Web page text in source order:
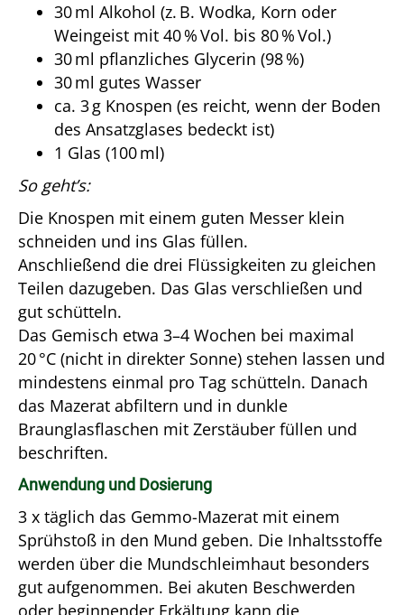
30 ml Alkohol (z. B. Wodka, Korn oder
Weingeist mit 40 % Vol. bis 80 % Vol.)
30 ml pflanzliches Glycerin (98 %)
30 ml gutes Wasser
ca. 3 g Knospen (es reicht, wenn der Boden
des Ansatzglases bedeckt ist)
1 Glas (100 ml)
So geht’s:
Die Knospen mit einem guten Messer klein
schneiden und ins Glas füllen.
Anschließend die drei Flüssigkeiten zu gleichen
Teilen dazugeben. Das Glas verschließen und
gut schütteln.
Das Gemisch etwa 3–4 Wochen bei maximal
20 °C (nicht in direkter Sonne) stehen lassen und
mindestens einmal pro Tag schütteln. Danach
das Mazerat abfiltern und in dunkle
Braunglasflaschen mit Zerstäuber füllen und
beschriften.
Anwendung und Dosierung
3 x täglich das Gemmo-Mazerat mit einem
Sprühstoß in den Mund geben. Die Inhaltsstoffe
werden über die Mundschleimhaut besonders
gut aufgenommen. Bei akuten Beschwerden